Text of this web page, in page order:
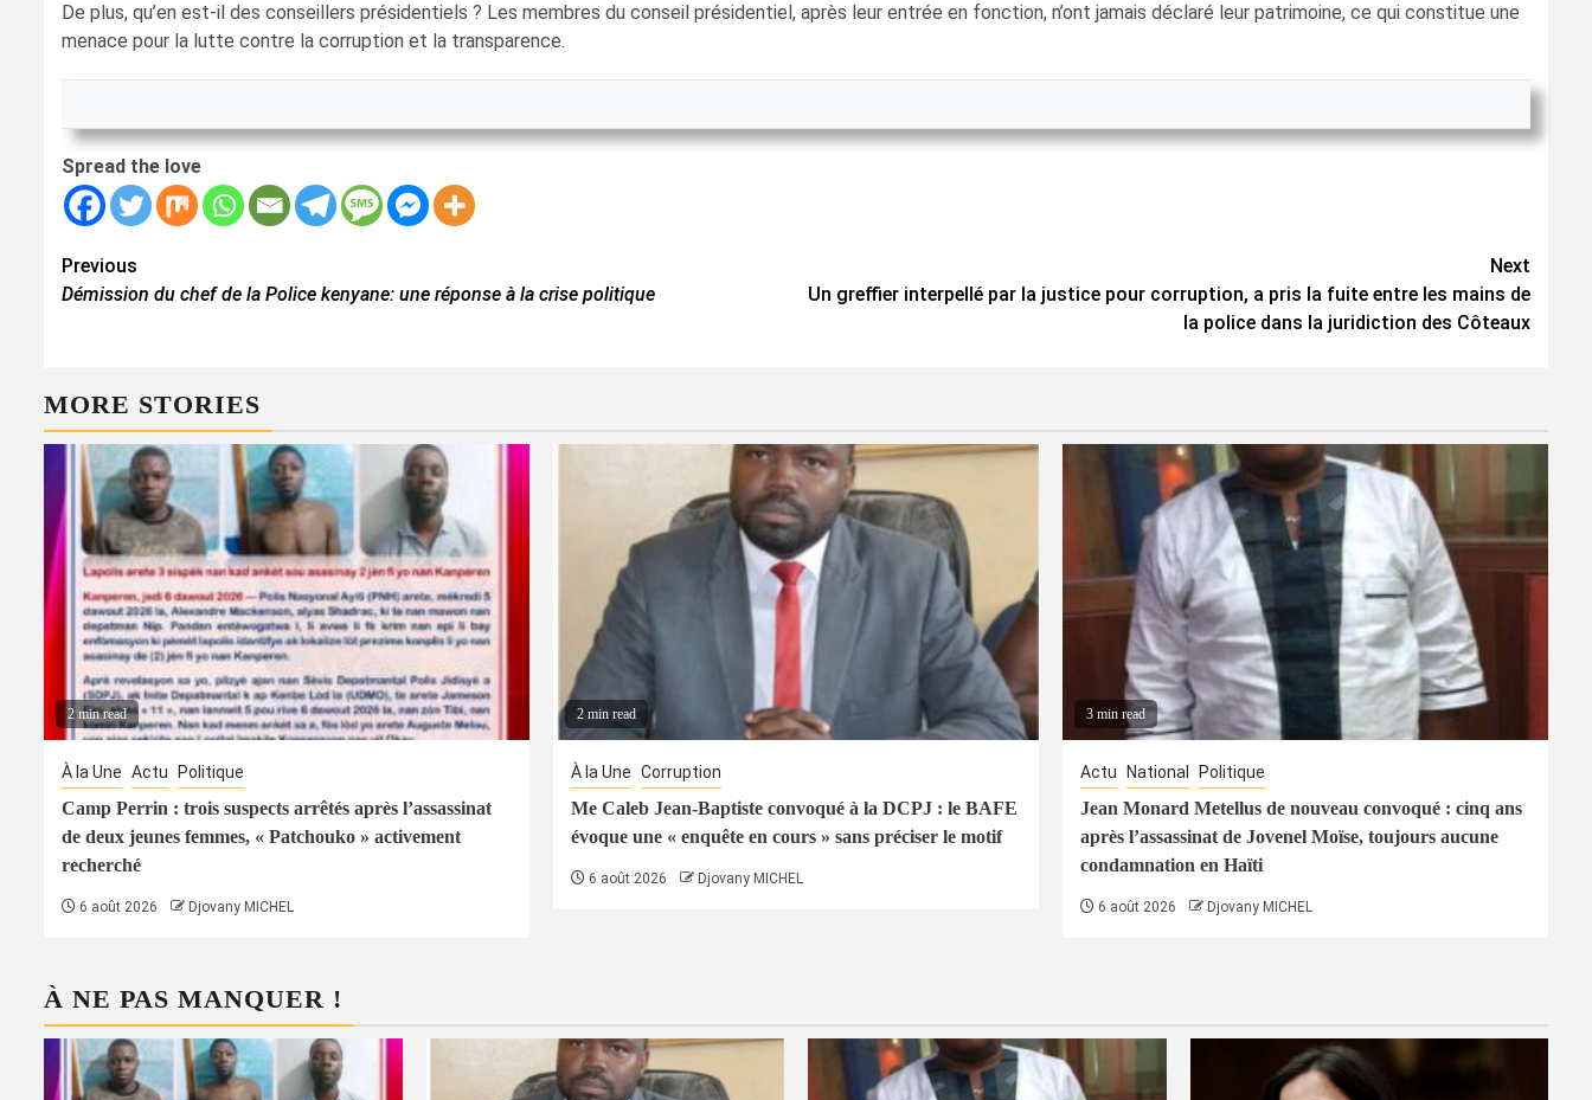
De plus, qu’en est-il des conseillers présidentiels ? Les membres du conseil présidentiel, après leur entrée en fonction, n’ont jamais déclaré leur patrimoine, ce qui constitue une
menace pour la lutte contre la corruption et la transparence.
Spread the love
Continue
Reading
Previous
Démission du chef de la Police kenyane: une réponse à la crise politique
Next
Un greffier interpellé par la justice pour corruption, a pris la fuite entre les mains de
la police dans la juridiction des Côteaux
MORE STORIES
2 min read
À la Une Actu Politique
Camp Perrin : trois suspects arrêtés après l’assassinat
de deux jeunes femmes, « Patchouko » activement
recherché
6 août 2026 Djovany MICHEL
2 min read
À la Une Corruption
Me Caleb Jean-Baptiste convoqué à la DCPJ : le BAFE
évoque une « enquête en cours » sans préciser le motif
6 août 2026 Djovany MICHEL
3 min read
Actu National Politique
Jean Monard Metellus de nouveau convoqué : cinq ans
après l’assassinat de Jovenel Moïse, toujours aucune
condamnation en Haïti
6 août 2026 Djovany MICHEL
À NE PAS MANQUER !